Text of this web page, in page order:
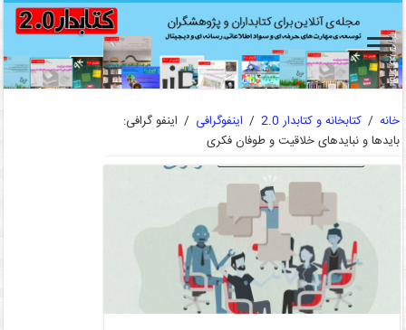
خانه / کتابخانه و کتابدار 2.0 / اینفوگرافی / اینفو گرافی:
بایدها و نبایدهای خلاقیت و طوفان فکری